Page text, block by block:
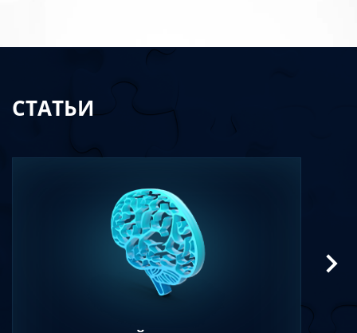
СТАТЬИ